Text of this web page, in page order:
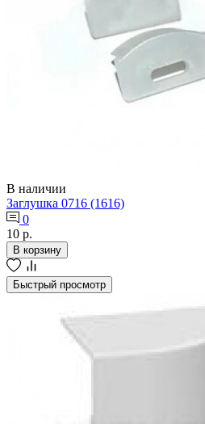
В наличии
Заглушка 0716 (1616)
0
10 р.
В корзину
Быстрый просмотр